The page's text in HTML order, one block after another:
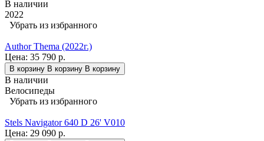
В наличии
2022
Убрать из избранного
Author Thema (2022г.)
Цена: 35 790 р.
В корзину В корзину В корзину
В наличии
Велосипеды
Убрать из избранного
Stels Navigator 640 D 26' V010
Цена: 29 090 р.